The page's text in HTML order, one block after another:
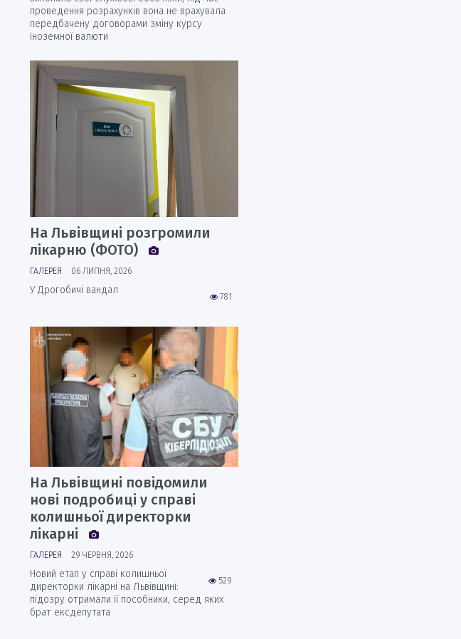
проведення розрахунків вона не врахувала
передбачену договорами зміну курсу
іноземної валюти
На Львівщині розгромили
лікарню (ФОТО)
ГАЛЕРЕЯ 06 ЛИПНЯ, 2026
781
У Дрогобичі вандал
На Львівщині повідомили
нові подробиці у справі
колишньої директорки
лікарні
ГАЛЕРЕЯ 29 ЧЕРВНЯ, 2026
529
Новий етап у справі колишньої
директорки лікарні на Львівщині:
підозру отримали її пособники, серед яких
брат ексдепутата